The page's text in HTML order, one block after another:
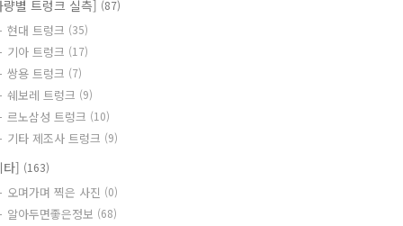
량별 트렁크 실측] (87)
현대 트렁크 (35)
기아 트렁크 (17)
쌍용 트렁크 (7)
쉐보레 트렁크 (9)
르노삼성 트렁크 (10)
기타 제조사 트렁크 (9)
타] (163)
오며가며 찍은 사진 (0)
알아두면좋은정보 (68)